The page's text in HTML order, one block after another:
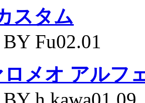
スタム
Fu02.01
メオ アルフ